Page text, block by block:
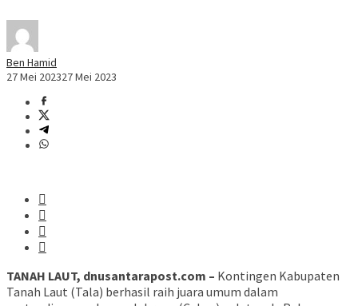
Ben Hamid
27 Mei 202327 Mei 2023
TANAH LAUT, dnusantarapost.com – Kontingen Kabupaten
Tanah Laut (Tala) berhasil raih juara umum dalam